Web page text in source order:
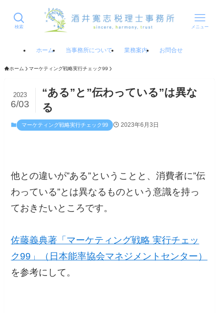
検索 メニュー
ホーム 当事務所について 業務案内 お問合せ
ホーム マーケティング戦略実行チェック99
“ある”と”伝わっている”は異な
る
2023
6/03
マーケティング戦略実行チェック99 2023年6月3日
他との違いが”ある”ということと、消費者に”伝
わっている”とは異なるものという意識を持っ
ておきたいところです。
佐藤義典著「マーケティング戦略 実行チェッ
ク99」（日本能率協会マネジメントセンター）
を参考にして。